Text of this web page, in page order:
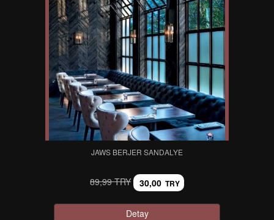
JAWS BERJER SANDALYE
89,99 TRY 30,00 TRY
Detay